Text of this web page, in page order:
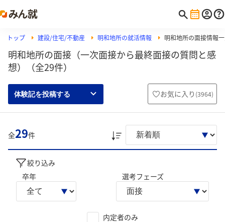
トップ 建設/住宅/不動産 明和地所の就活情報 明和地所の面接情報
明和地所の面接（一次面接から最終面接の質問と感
想）（全29件）
体験記を投稿する お気に入り (3964)
全29件
絞り込み
卒年
選考フェーズ
内定者のみ